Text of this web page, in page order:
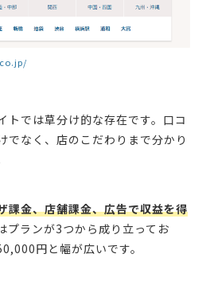
トでは草分け的な存在です。口コ
でなく、店のこだわりまで分かり
課金、店舗課金、広告で収益を得
プランが3つから成り立ってお
円と幅が広いです。